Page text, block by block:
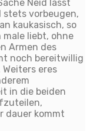
Neid lasst
vorbeugen,
kaukasisch, so
liebt, ohne
Armen des
noch bereitwillig
eres
in die beiden
dauer kommt